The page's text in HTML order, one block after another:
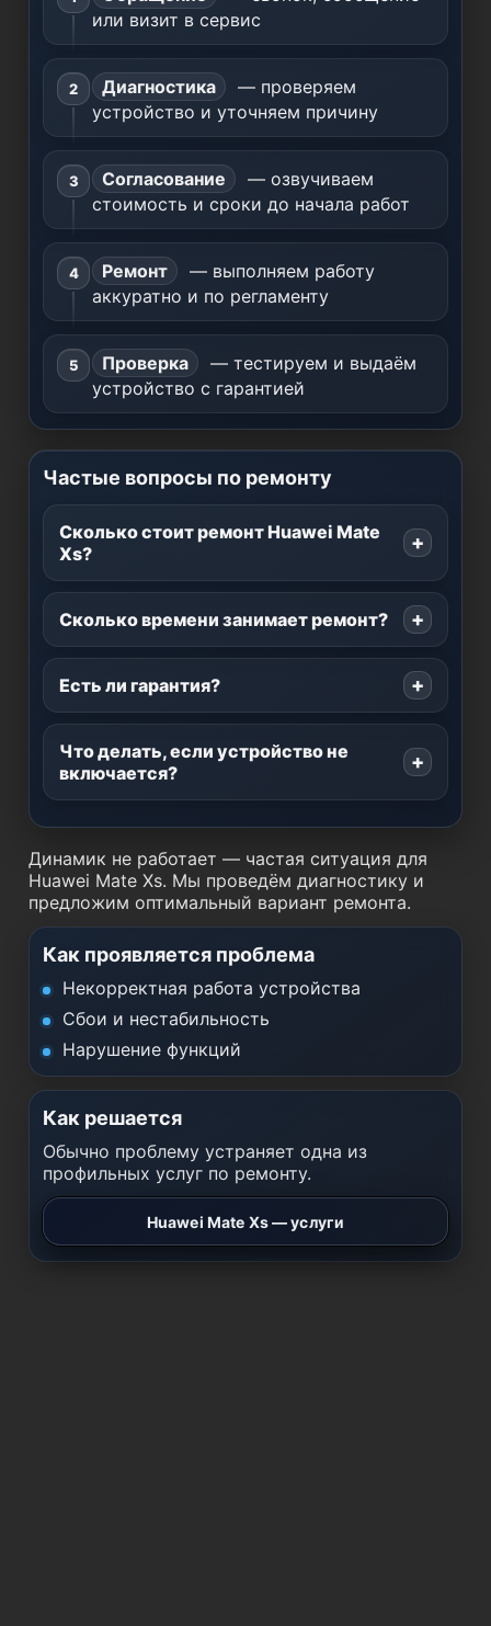
или визит в сервис
Диагностика
— проверяем
устройство и уточняем причину
Согласование
— озвучиваем
стоимость и сроки до начала работ
Ремонт
— выполняем работу
аккуратно и по регламенту
Проверка
— тестируем и выдаём
устройство с гарантией
Частые вопросы по ремонту
Сколько стоит ремонт Huawei Mate
Xs?
Сколько времени занимает ремонт?
Есть ли гарантия?
Что делать, если устройство не
включается?
Динамик не работает — частая ситуация для
Huawei Mate Xs. Мы проведём диагностику и
предложим оптимальный вариант ремонта.
Как проявляется проблема
Некорректная работа устройства
Сбои и нестабильность
Нарушение функций
Как решается
Обычно проблему устраняет одна из
профильных услуг по ремонту.
Huawei Mate Xs — услуги